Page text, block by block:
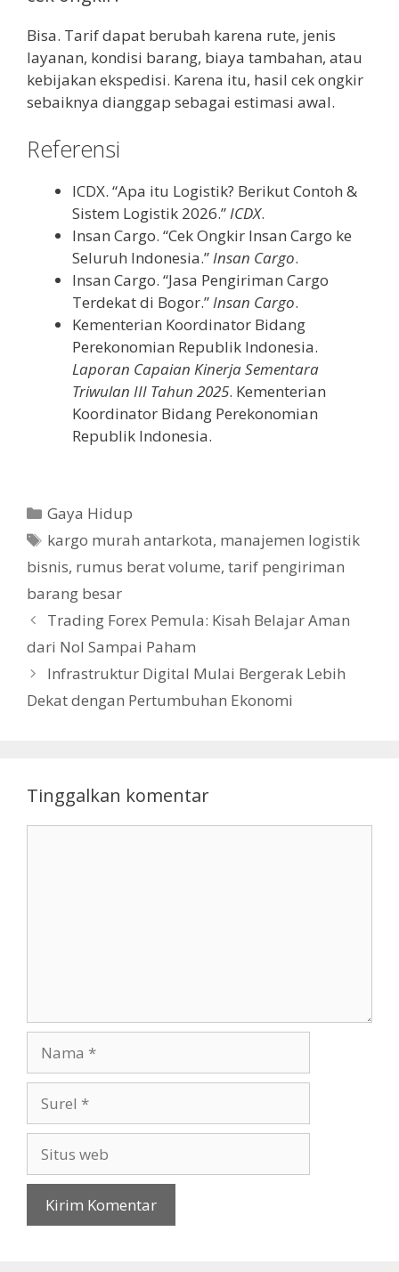
Bisa. Tarif dapat berubah karena rute, jenis
layanan, kondisi barang, biaya tambahan, atau
kebijakan ekspedisi. Karena itu, hasil cek ongkir
sebaiknya dianggap sebagai estimasi awal.
Referensi
ICDX. “Apa itu Logistik? Berikut Contoh &
Sistem Logistik 2026.”ICDX.
Insan Cargo. “Cek Ongkir Insan Cargo ke
Seluruh Indonesia.”Insan Cargo.
Insan Cargo. “Jasa Pengiriman Cargo
Terdekat di Bogor.”Insan Cargo.
Kementerian Koordinator Bidang
Perekonomian Republik Indonesia.
Laporan Capaian Kinerja Sementara
Triwulan III Tahun 2025. Kementerian
Koordinator Bidang Perekonomian
Republik Indonesia.
Kategori
Gaya Hidup
Tag
kargo murah antarkota, manajemen logistik
bisnis, rumus berat volume, tarif pengiriman
barang besar
Trading Forex Pemula: Kisah Belajar Aman
dari Nol Sampai Paham
Infrastruktur Digital Mulai Bergerak Lebih
Dekat dengan Pertumbuhan Ekonomi
Tinggalkan komentar
web